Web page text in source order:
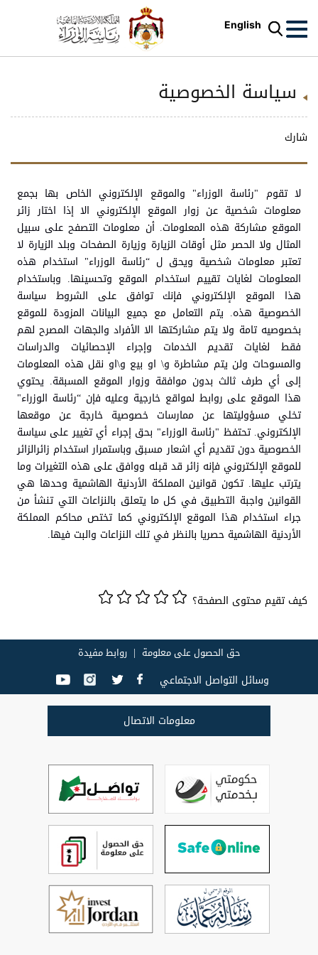
English
سياسة الخصوصية
شارك
لا تقوم "رئاسة الوزراء" والموقع الإلكتروني الخاص بها بجمع
معلومات شخصية عن زوار الموقع ‏الإلكتروني الا إذا اختار زائر
الموقع مشاركة هذه المعلومات. أن معلومات التصفح على سبيل
المثال ولا الحصر مثل أوقات الزيارة وزيارة الصفحات وبلد الزيارة لا
تعتبر معلومات شخصية ويحق ل “رئاسة الوزراء" استخدام هذه
المعلومات لغايات تقييم استخدام الموقع وتحسينها. وباستخدام
هذا الموقع الإلكتروني فإنك توافق على الشروط سياسة
الخصوصية هذه. يتم التعامل مع جميع البيانات المزودة للموقع
بخصوصيه تامة ولا يتم مشاركتها الا الأفراد والجهات ‏المصرح لهم
فقط لغايات تقديم الخدمات وإجراء الإحصائيات والدراسات
والمسوحات ولن يتم مشاطرة و\ او بيع و\او نقل هذه المعلومات
إلى أي طرف ثالث بدون موافقة وزوار الموقع المسبقة. يحتوي
هذا الموقع على روابط لمواقع خارجية وعليه فإن “رئاسة الوزراء"
تخلي مسؤوليتها عن ممارسات خصوصية خارجة عن موقعها
الإلكتروني. تحتفظ "رئاسة الوزراء" بحق إجراء أي تغيير على سياسة
الخصوصية دون تقديم أي اشعار مسبق وباستمرار استخدام زائرالزائر
للموقع الإلكتروني فإنه زائر قد قبله ووافق على هذه التغيرات وما
يترتب عليها. ‏تكون قوانين المملكة الأردنية الهاشمية وحدها هي
القوانين واجبة التطبيق في كل ما يتعلق بالنزاعات التي تنشأ من
جراء استخدام هذا الموقع الإلكتروني كما تختص محاكم المملكة
الأردنية الهاشمية حصريا بالنظر في تلك النزاعات والبت فيها.
كيف تقيم محتوى الصفحة؟
حق الحصول على معلومة روابط مفيدة
وسائل التواصل الاجتماعي
معلومات الاتصال